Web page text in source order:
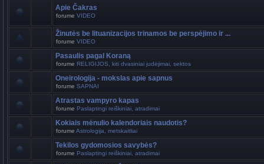
Apie Čakras
forume VIDEO
Žinutės be lituanizacijos trinamos be perspėjimo ir ...
forume VIDEO
Pasaulis pagal Koraną
forume RELIGIJOS, kiti dvasiniai judėjimai, sektos
Oneirologija - mokslas apie sapnus
forume SAPNAI
Atrastas vampyro kapas
forume Paslaptingi reiškiniai, atradimai
Kokiais mėnulio kalendoriais naudotis?
forume Astrologija, metskaitliai
Tekilos gydomosios savybės?
forume Paslaptingi reiškiniai, atradimai